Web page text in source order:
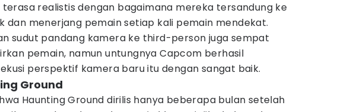
terasa realistis dengan bagaimana mereka tersandung ke
dan menerjang pemain setiap kali pemain mendekat.
sudut pandang kamera ke third-person juga sempat
pemain, namun untungnya Capcom berhasil
perspektif kamera baru itu dengan sangat baik.
Ground
Haunting Ground dirilis hanya beberapa bulan setelah